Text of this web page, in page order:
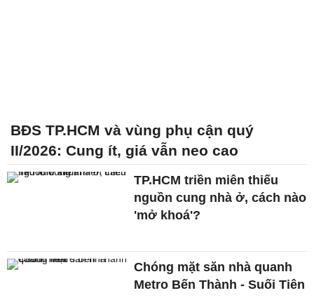
BĐS TP.HCM và vùng phụ cận quý
II/2026: Cung ít, giá vẫn neo cao
TP.HCM triền miên thiếu
nguồn cung nhà ở, cách nào
'mở khoá'?
Chóng mặt săn nhà quanh
Metro Bến Thành - Suối Tiên